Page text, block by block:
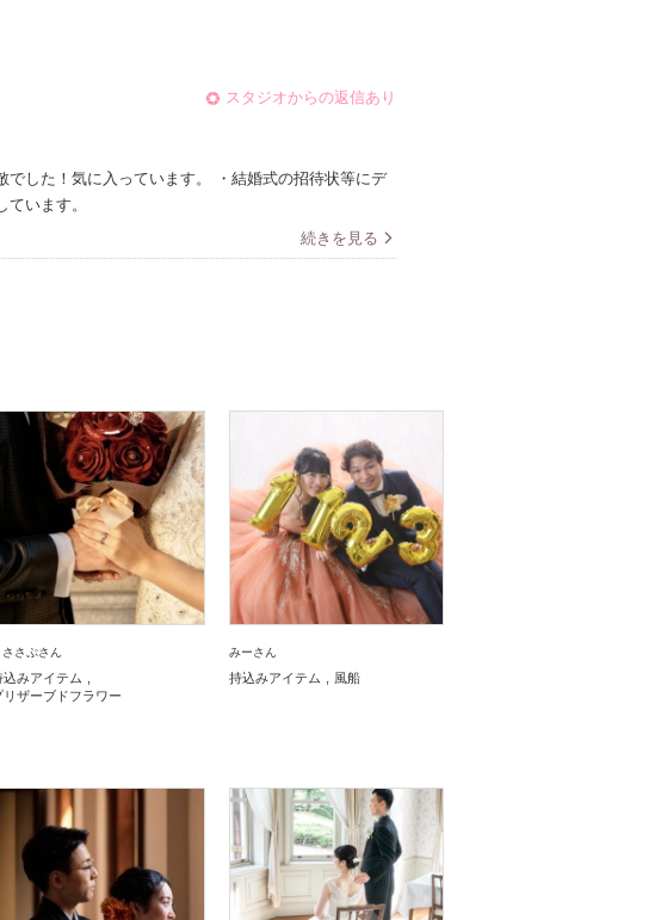
スタジオからの返信あり
でした！気に入っています。 ・結婚式の招待状等にデ
います。
続きを見る
ささぷさん
込みアイテム
リザーブドフラワー
みーさん
持込みアイテム 風船